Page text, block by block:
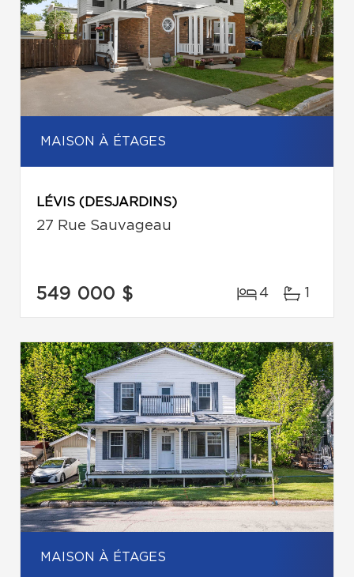
MAISON À ÉTAGES
LÉVIS (DESJARDINS)
27 Rue Sauvageau
549 000 $ 4 1
MAISON À ÉTAGES